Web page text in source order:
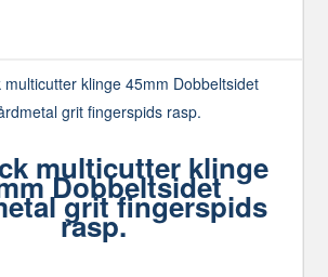
multicutter klinge
Dobbeltsidet
grit fingerspids
rasp.